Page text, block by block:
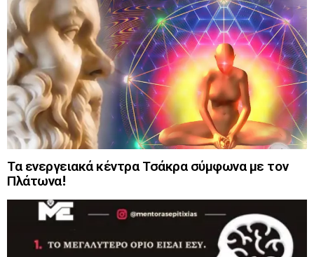
Τα ενεργειακά κέντρα Τσάκρα σύμφωνα με τον
Πλάτωνα!